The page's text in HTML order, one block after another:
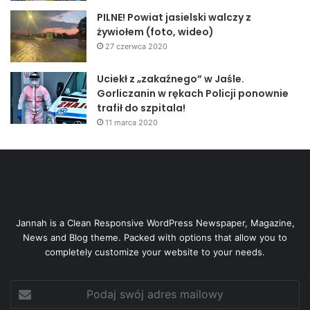
Psychiatryczny: pasy, alkomat, ciśnieniomierz, wózek
inwalidzki – 4, 3 tys. 2007: Oddział wewnętrzny: 2 pompy
infuzyjne – 8,45 tys., o.ortopedii: dofinansowanie do
zakupu artroskopu – 100 tys.
2008: O. ginekologiczno-położniczy: 2 kardiomonitory – 11,
2 tys., o.chirurgii: lampa czołowa – 3,24 tys., kariomonitor –
5,6 tys., wózek do przewożenia chorych – 8 tys., Pomoc
Ewa Wawro
PILNE! Powiat jasielski walczy z
żywiołem (foto, wideo)
27 czerwca 2020
Uciekł z „zakaźnego” w Jaśle.
Gorliczanin w rękach Policji ponownie
trafił do szpitala!
11 marca 2020
Jannah is a Clean Responsive WordPress Newspaper, Magazine,
News and Blog theme. Packed with options that allow you to
completely customize your website to your needs.
swój